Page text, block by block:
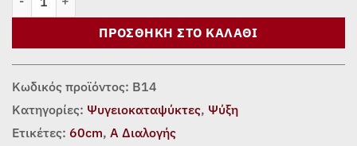
ΠΡΟΣΘΉΚΗ ΣΤΟ ΚΑΛΆΘΙ
Κωδικός προϊόντος: Β14
Κατηγορίες: Ψυγειοκαταψύκτες, Ψύξη
Ετικέτες: 60cm, Α Διαλογής